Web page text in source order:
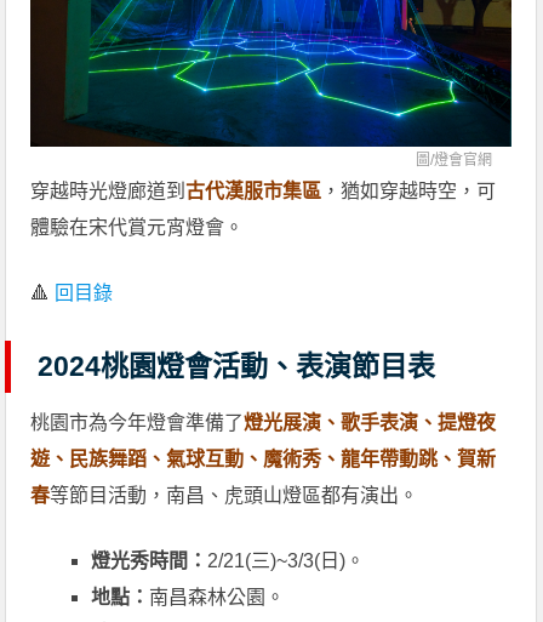
圖/燈會官網
穿越時光燈廊道到古代漢服市集區 ，猶如穿越時空，可
體驗在宋代賞元宵燈會。
🔺 回目錄
2024桃園燈會活動、表演節目表
桃園市為今年燈會準備了燈光展演、歌手表演、提燈夜
遊、民族舞蹈、氣球互動、魔術秀、龍年帶動跳、賀新
春等節目活動，南昌、虎頭山燈區都有演出。
燈光秀時間： 2/21(三)~3/3(日)。
地點： 南昌森林公園。